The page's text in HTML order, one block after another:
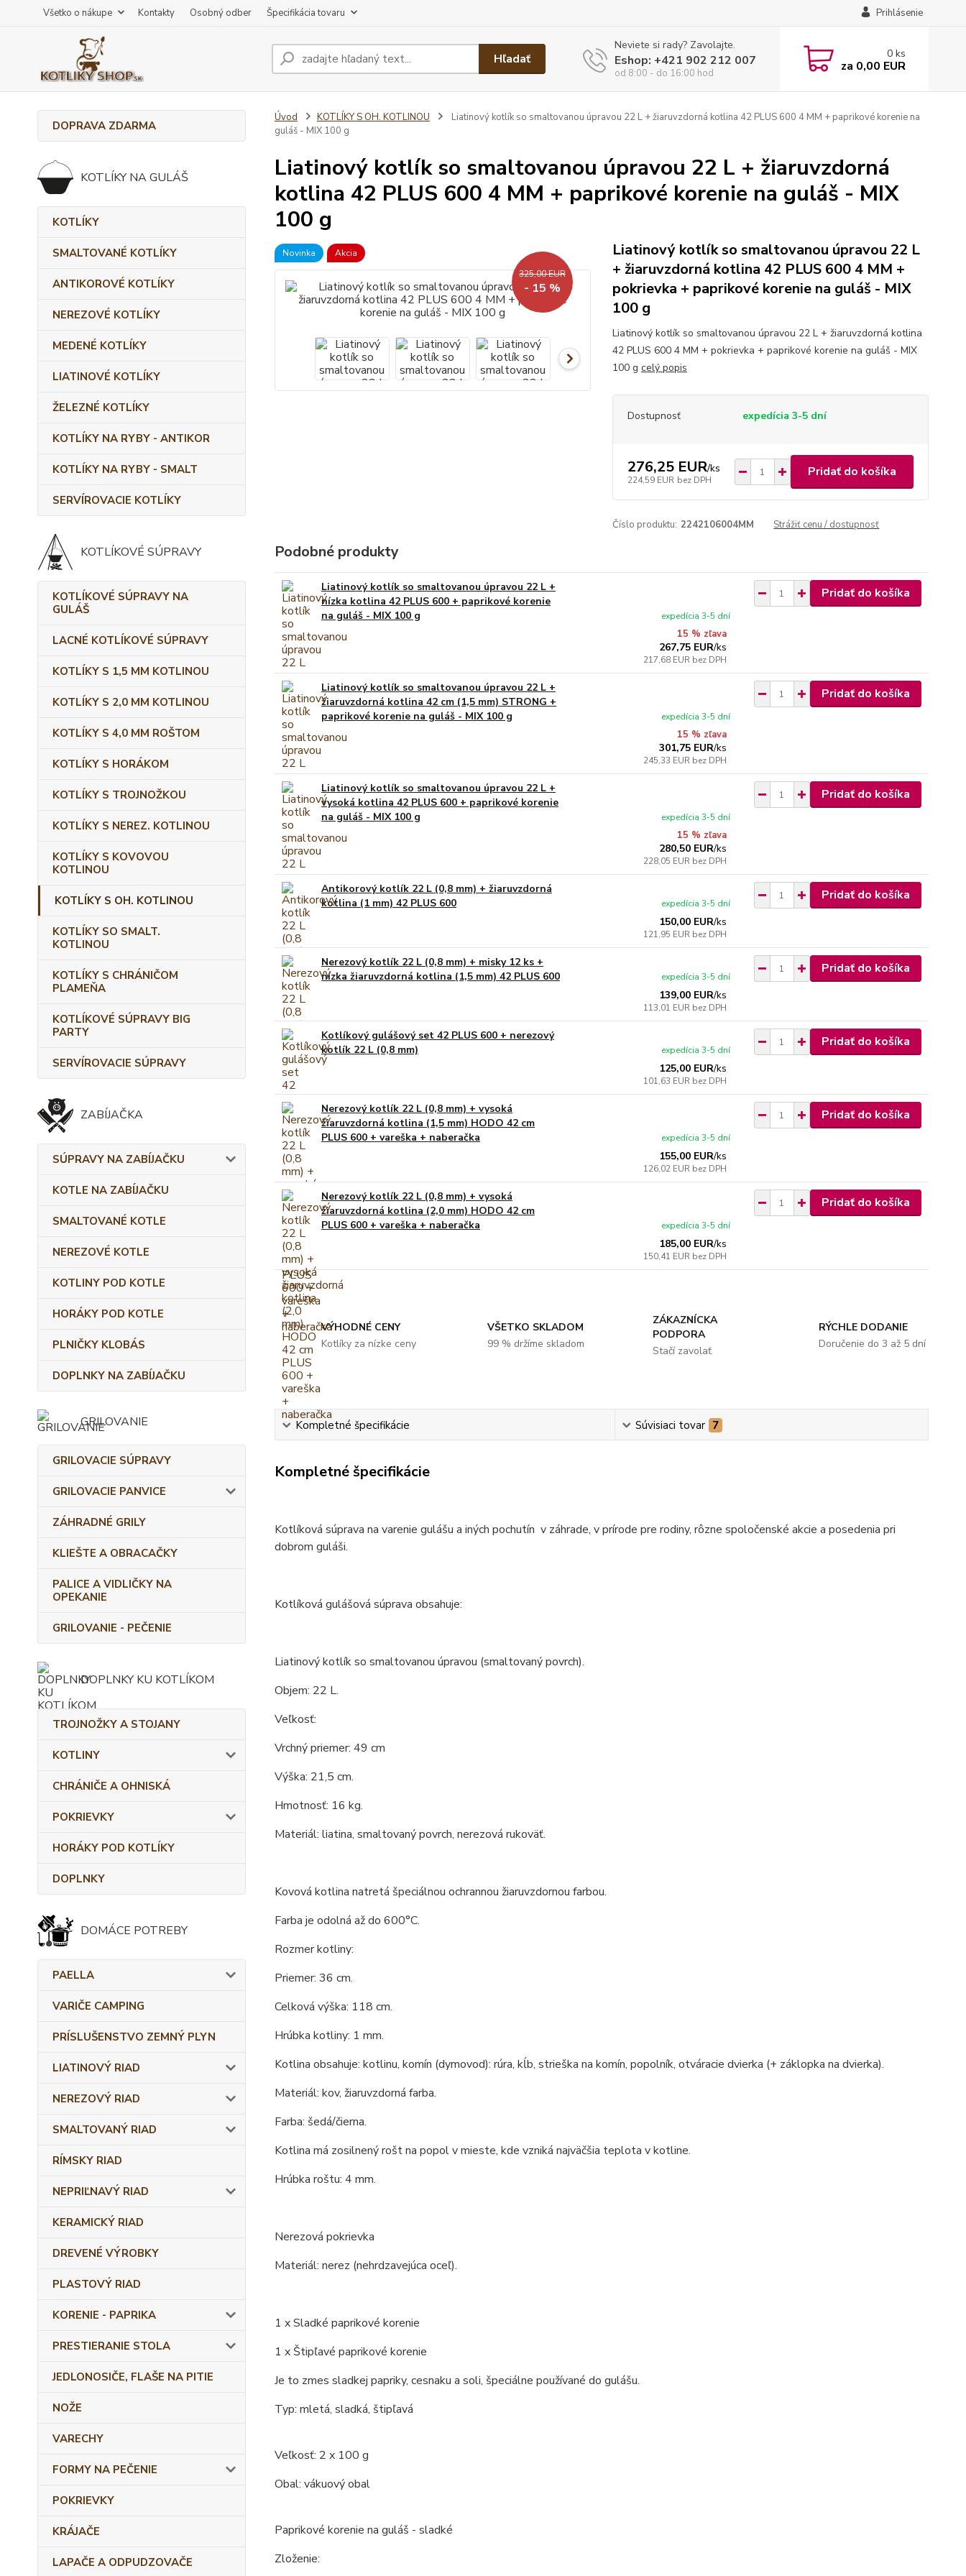
Všetko o nákupe Kontakty Osobný odber Špecifikácia tovaru Prihlásenie
Hľadať
Neviete si rady? Zavolajte.
Eshop: +421 902 212 007
od 8:00 - do 16:00 hod
0 ks
za 0,00 EUR
DOPRAVA ZDARMA
KOTLÍKY NA GULÁŠ
KOTLÍKY
SMALTOVANÉ KOTLÍKY
ANTIKOROVÉ KOTLÍKY
NEREZOVÉ KOTLÍKY
MEDENÉ KOTLÍKY
LIATINOVÉ KOTLÍKY
ŽELEZNÉ KOTLÍKY
KOTLÍKY NA RYBY - ANTIKOR
KOTLÍKY NA RYBY - SMALT
SERVÍROVACIE KOTLÍKY
KOTLÍKOVÉ SÚPRAVY
KOTLÍKOVÉ SÚPRAVY NA
GULÁŠ
LACNÉ KOTLÍKOVÉ SÚPRAVY
KOTLÍKY S 1,5 MM KOTLINOU
KOTLÍKY S 2,0 MM KOTLINOU
KOTLÍKY S 4,0 MM ROŠTOM
KOTLÍKY S HORÁKOM
KOTLÍKY S TROJNOŽKOU
KOTLÍKY S NEREZ. KOTLINOU
KOTLÍKY S KOVOVOU
KOTLINOU
KOTLÍKY S OH. KOTLINOU
KOTLÍKY SO SMALT.
KOTLINOU
KOTLÍKY S CHRÁNIČOM
PLAMEŇA
KOTLÍKOVÉ SÚPRAVY BIG
PARTY
SERVÍROVACIE SÚPRAVY
ZABÍJAČKA
SÚPRAVY NA ZABÍJAČKU
KOTLE NA ZABÍJAČKU
SMALTOVANÉ KOTLE
NEREZOVÉ KOTLE
KOTLINY POD KOTLE
HORÁKY POD KOTLE
PLNIČKY KLOBÁS
DOPLNKY NA ZABÍJAČKU
GRILOVANIE
GRILOVACIE SÚPRAVY
GRILOVACIE PANVICE
ZÁHRADNÉ GRILY
KLIEŠTE A OBRACAČKY
PALICE A VIDLIČKY NA
OPEKANIE
GRILOVANIE - PEČENIE
DOPLNKY KU KOTLÍKOM
TROJNOŽKY A STOJANY
KOTLINY
CHRÁNIČE A OHNISKÁ
POKRIEVKY
HORÁKY POD KOTLÍKY
DOPLNKY
DOMÁCE POTREBY
PAELLA
VARIČE CAMPING
PRÍSLUŠENSTVO ZEMNÝ PLYN
LIATINOVÝ RIAD
NEREZOVÝ RIAD
SMALTOVANÝ RIAD
RÍMSKY RIAD
NEPRIĽNAVÝ RIAD
KERAMICKÝ RIAD
DREVENÉ VÝROBKY
PLASTOVÝ RIAD
KORENIE - PAPRIKA
PRESTIERANIE STOLA
JEDLONOSIČE, FLAŠE NA PITIE
NOŽE
VARECHY
FORMY NA PEČENIE
POKRIEVKY
KRÁJAČE
LAPAČE A ODPUDZOVAČE
Úvod KOTLÍKY S OH. KOTLINOU
Liatinový kotlík so smaltovanou úpravou 22 L + žiaruvzdorná kotlina 42 PLUS 600 4 MM + paprikové korenie na
guláš - MIX 100 g
Liatinový kotlík so smaltovanou úpravou 22 L + žiaruvzdorná
kotlina 42 PLUS 600 4 MM + paprikové korenie na guláš - MIX
100 g
Novinka
Akcia
325,00 EUR
- 15 %
Liatinový kotlík so smaltovanou úpravou 22 L
+ žiaruvzdorná kotlina 42 PLUS 600 4 MM +
pokrievka + paprikové korenie na guláš - MIX
100 g
Liatinový kotlík so smaltovanou úpravou 22 L + žiaruvzdorná kotlina
42 PLUS 600 4 MM + pokrievka + paprikové korenie na guláš - MIX
100 g celý popis
Dostupnosť expedícia 3-5 dní
276,25 EUR/ks
224,59 EUR bez DPH
Pridať do košíka
Číslo produktu: 2242106004MM Strážiť cenu / dostupnosť
Podobné produkty
Liatinový kotlík so smaltovanou úpravou 22 L +
nízka kotlina 42 PLUS 600 + paprikové korenie
na guláš - MIX 100 g
15 % zľava
267,75 EUR/ks
217,68 EUR bez DPH
expedícia 3-5 dní
Pridať do košíka
Liatinový kotlík so smaltovanou úpravou 22 L +
žiaruvzdorná kotlina 42 cm (1,5 mm) STRONG +
paprikové korenie na guláš - MIX 100 g
15 % zľava
301,75 EUR/ks
245,33 EUR bez DPH
expedícia 3-5 dní
Pridať do košíka
Liatinový kotlík so smaltovanou úpravou 22 L +
vysoká kotlina 42 PLUS 600 + paprikové korenie
na guláš - MIX 100 g
15 % zľava
280,50 EUR/ks
228,05 EUR bez DPH
expedícia 3-5 dní
Pridať do košíka
Antikorový kotlík 22 L (0,8 mm) + žiaruvzdorná
kotlina (1 mm) 42 PLUS 600
150,00 EUR/ks
121,95 EUR bez DPH
expedícia 3-5 dní
Pridať do košíka
Nerezový kotlík 22 L (0,8 mm) + misky 12 ks +
nízka žiaruvzdorná kotlina (1,5 mm) 42 PLUS 600
139,00 EUR/ks
113,01 EUR bez DPH
expedícia 3-5 dní
Pridať do košíka
Kotlíkový gulášový set 42 PLUS 600 + nerezový
kotlík 22 L (0,8 mm)
125,00 EUR/ks
101,63 EUR bez DPH
expedícia 3-5 dní
Pridať do košíka
Nerezový kotlík 22 L (0,8 mm) + vysoká
žiaruvzdorná kotlina (1,5 mm) HODO 42 cm
PLUS 600 + vareška + naberačka
155,00 EUR/ks
126,02 EUR bez DPH
expedícia 3-5 dní
Pridať do košíka
Nerezový kotlík 22 L (0,8 mm) + vysoká
žiaruvzdorná kotlina (2,0 mm) HODO 42 cm
PLUS 600 + vareška + naberačka
185,00 EUR/ks
150,41 EUR bez DPH
expedícia 3-5 dní
Pridať do košíka
VÝHODNÉ CENY
Kotlíky za nízke ceny
VŠETKO SKLADOM
99 % držíme skladom
ZÁKAZNÍCKA
PODPORA
Stačí zavolať
RÝCHLE DODANIE
Doručenie do 3 až 5 dní
Kompletné špecifikácie Súvisiaci tovar 7
Kompletné špecifikácie
Kotlíková súprava na varenie gulášu a iných pochutín v záhrade, v prírode pre rodiny, rôzne spoločenské akcie a posedenia pri
dobrom guláši.
Kotlíková gulášová súprava obsahuje:
Liatinový kotlík so smaltovanou úpravou (smaltovaný povrch).
Objem: 22 L.
Veľkosť:
Vrchný priemer: 49 cm
Výška: 21,5 cm.
Hmotnosť: 16 kg.
Materiál: liatina, smaltovaný povrch, nerezová rukoväť.
Kovová kotlina natretá špeciálnou ochrannou žiaruvzdornou farbou.
Farba je odolná až do 600°C.
Rozmer kotliny:
Priemer: 36 cm.
Celková výška: 118 cm.
Hrúbka kotliny: 1 mm.
Kotlina obsahuje: kotlinu, komín (dymovod): rúra, kĺb, strieška na komín, popolník, otváracie dvierka (+ záklopka na dvierka).
Materiál: kov, žiaruvzdorná farba.
Farba: šedá/čierna.
Kotlina má zosilnený rošt na popol v mieste, kde vzniká najväčšia teplota v kotline.
Hrúbka roštu: 4 mm.
Nerezová pokrievka
Materiál: nerez (nehrdzavejúca oceľ).
1 x Sladké paprikové korenie
1 x Štipľavé paprikové korenie
Je to zmes sladkej papriky, cesnaku a soli, špeciálne používané do gulášu.
Typ: mletá, sladká, štipľavá
Veľkosť: 2 x 100 g
Obal: vákuový obal
Paprikové korenie na guláš - sladké
Zloženie: